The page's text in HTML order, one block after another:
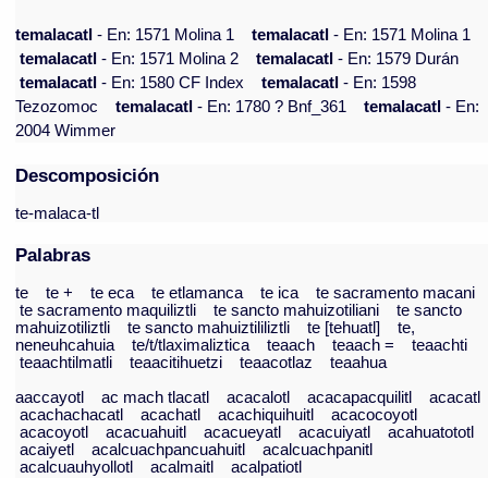
temalacatl- En: 1571 Molina 1 temalacatl- En: 1571 Molina 1
temalacatl- En: 1571 Molina 2 temalacatl- En: 1579 Durán
temalacatl- En: 1580 CF Index temalacatl- En: 1598
Tezozomoc
temalacatl- En: 1780 ? Bnf_361 temalacatl- En:
2004 Wimmer
Descomposición
te-malaca-tl
Palabras
te te + te eca te etlamanca te ica
te sacramento macani
te sacramento maquiliztli
te sancto mahuizotiliani
te sancto
mahuizotiliztli
te sancto mahuiztililiztli te [tehuatl]
te,
neneuhcahuia
te/t/tlaximaliztica teaach teaach =
teaachti
teaachtilmatli
teaacitihuetzi teaacotlaz
teaahua
aaccayotl
ac mach tlacatl acacalotl acacapacquilitl
acacatl
acachachacatl
acachatl acachiquihuitl
acacocoyotl
acacoyotl
acacuahuitl acacueyatl acacuiyatl
acahuatototl
acaiyetl
acalcuachpancuahuitl
acalcuachpanitl
acalcuauhyollotl
acalmaitl
acalpatiotl